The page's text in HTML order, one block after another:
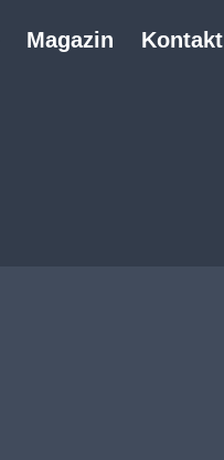
Magazin Kontakt